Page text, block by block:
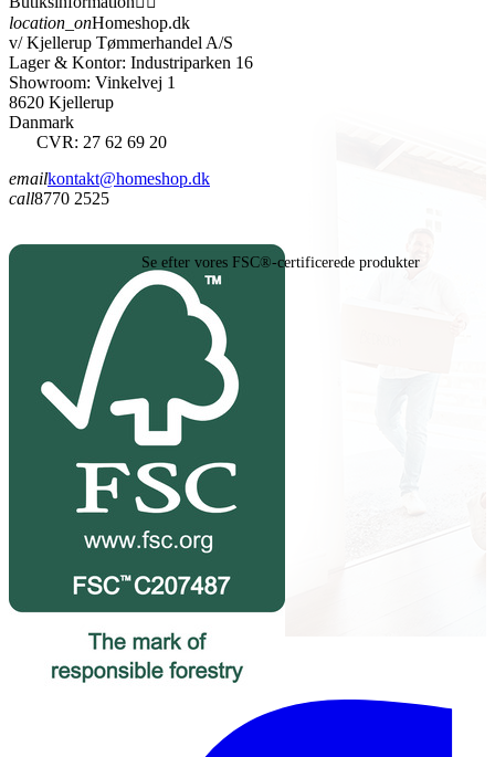
location_onHomeshop.dk
v/ Kjellerup Tømmerhandel A/S
Lager & Kontor: Industriparken 16
Showroom: Vinkelvej 1
8620 Kjellerup
Danmark
CVR: 27 62 69 20
emailkontakt@homeshop.dk
call8770 2525
Se efter vores FSC®-certificerede produkter